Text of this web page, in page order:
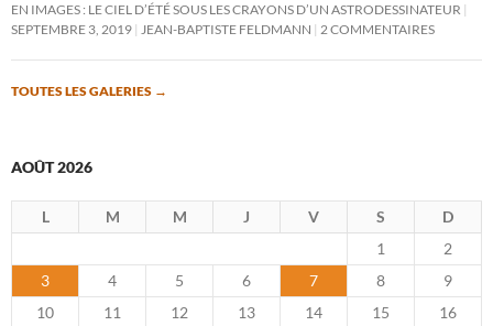
EN IMAGES : LE CIEL D’ÉTÉ SOUS LES CRAYONS D’UN ASTRODESSINATEUR
SEPTEMBRE 3, 2019 JEAN-BAPTISTE FELDMANN 2 COMMENTAIRES
TOUTES LES GALERIES →
AOÛT 2026
L M M J V S
D
1
2
3
4 5 6 7 8
9
10
11 12 13 14 15
16